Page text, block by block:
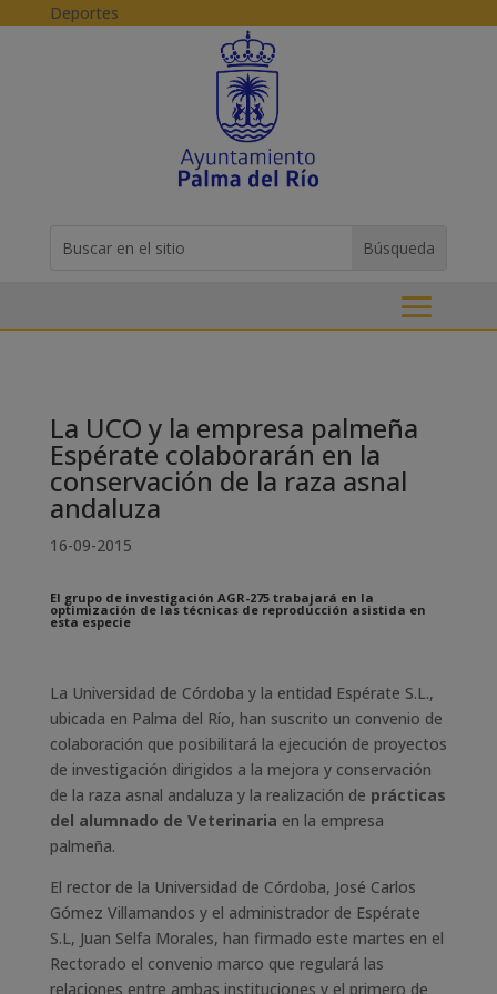
Skip to content
Deportes
for...
La UCO y la empresa palmeña
Espérate colaborarán en la
conservación de la raza asnal
andaluza
16-09-2015
El grupo de investigación AGR-275 trabajará en la
optimización de las técnicas de reproducción asistida en
esta especie
La Universidad de Córdoba y la entidad Espérate S.L.,
ubicada en Palma del Río, han suscrito un convenio de
colaboración que posibilitará la ejecución de proyectos
de investigación dirigidos a la mejora y conservación
de la raza asnal andaluza y la realización de prácticas
del alumnado de Veterinaria en la empresa
palmeña.
El rector de la Universidad de Córdoba, José Carlos
Gómez Villamandos y el administrador de Espérate
S.L, Juan Selfa Morales, han firmado este martes en el
Rectorado el convenio marco que regulará las
relaciones entre ambas instituciones y el primero de